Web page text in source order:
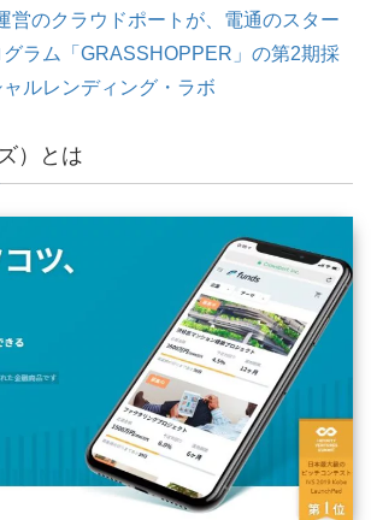
営のクラウドポートが、電通のスター
グラム「GRASSHOPPER」の第2期採
ルレンディング・ラボ
）とは